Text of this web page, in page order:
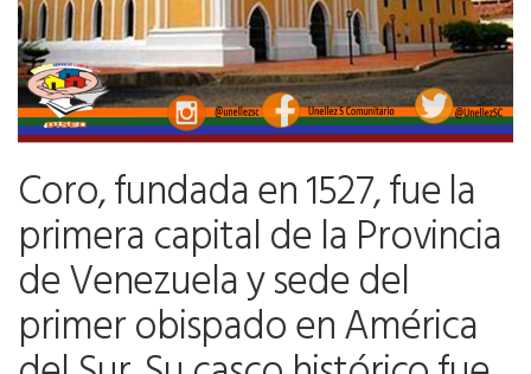
Coro, fundada en 1527, fue la
primera capital de la Provincia
de Venezuela y sede del
primer obispado en América